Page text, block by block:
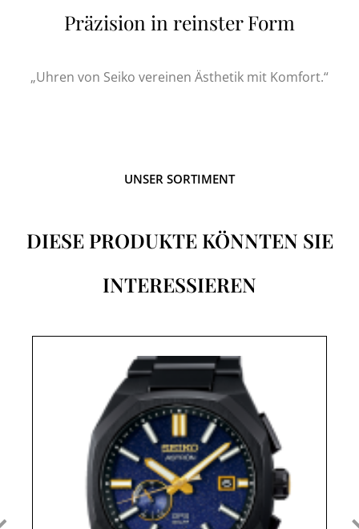
Präzision in reinster Form
„Uhren von Seiko vereinen Ästhetik mit Komfort.“
UNSER SORTIMENT
DIESE PRODUKTE KÖNNTEN SIE
INTERESSIEREN